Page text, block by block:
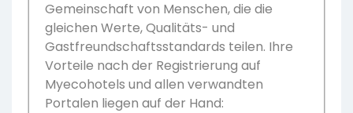
Gemeinschaft von Menschen, die die
gleichen Werte, Qualitäts- und
Gastfreundschaftsstandards teilen. Ihre
Vorteile nach der Registrierung auf
Myecohotels und allen verwandten
Portalen liegen auf der Hand: